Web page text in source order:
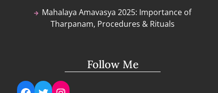
Mahalaya Amavasya 2025: Importance of
Tharpanam, Procedures & Rituals
Follow Me